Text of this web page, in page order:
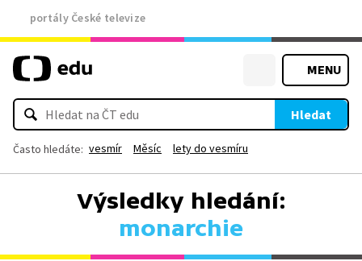
portály České televize
MENU
Hledat
Často hledáte: vesmír Měsíc lety do vesmíru
Výsledky hledání:
monarchie